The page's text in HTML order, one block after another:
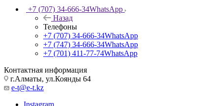
+7 (707) 34-666-34WhatsApp
Назад
Телефоны
+7 (707) 34-666-34WhatsApp
+7 (747) 34-666-34WhatsApp
+7 (701) 411-77-74WhatsApp
Контактная информация
г.Алматы, ул.Коянды 64
e-t@e-t.kz
Instagram